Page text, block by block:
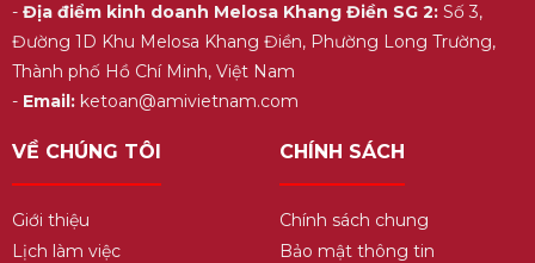
- Địa điểm kinh doanh Melosa Khang Điền SG 2:Số 3,
Đường 1D Khu Melosa Khang Điền, Phường Long Trường,
Thành phố Hồ Chí Minh, Việt Nam
- Email:ketoan@amivietnam.com
VỀ CHÚNG TÔI
Giới thiệu
Lịch làm việc
CHÍNH SÁCH
Chính sách chung
Bảo mật thông tin